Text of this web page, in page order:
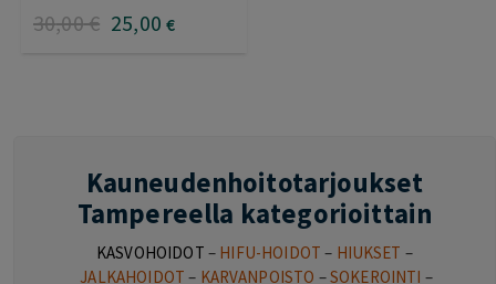
30,00€ 25,00 €
Kauneudenhoitotarjoukset
Tampereella kategorioittain
KASVOHOIDOT – HIFU-HOIDOT – HIUKSET –
JALKAHOIDOT – KARVANPOISTO –SOKEROINTI –